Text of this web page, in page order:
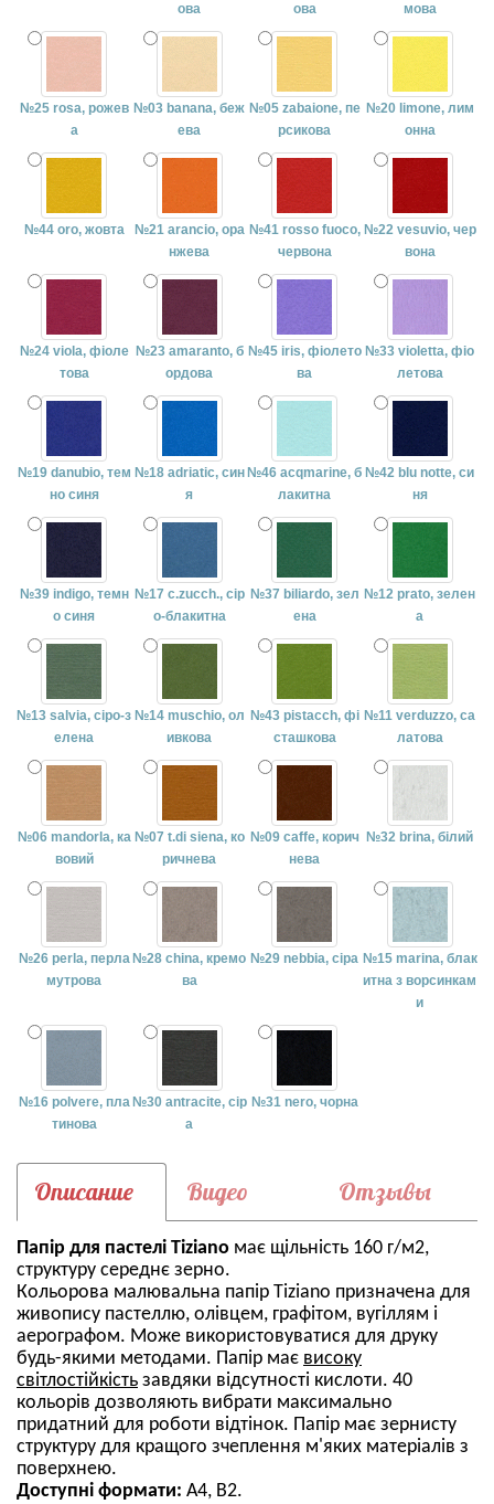
ова
ова
мова
№25 rosa, рожев
а
№03 banana, беж
ева
№05 zabaione, пе
рсикова
№20 limone, лим
онна
№44 oro, жовта
№21 arancio, ора
нжева
№41 rosso fuoco,
червона
№22 vesuvio, чер
вона
№24 viola, фіоле
това
№23 amaranto, б
ордова
№45 iris, фіолето
ва
№33 violetta, фіо
летова
№19 danubio, тем
но синя
№18 adriatic, син
я
№46 acqmarine, б
лакитна
№42 blu notte, си
ня
№39 indigo, темн
о синя
№17 c.zucch., сір
о-блакитна
№37 biliardo, зел
ена
№12 prato, зелен
а
№13 salvia, сіро-з
елена
№14 muschio, ол
ивкова
№43 pistacch, фі
сташкова
№11 verduzzo, са
латова
№06 mandorla, ка
вовий
№07 t.di siena, ко
ричнева
№09 caffe, корич
нева
№32 brina, білий
№26 perla, перла
мутрова
№28 china, кремо
ва
№29 nebbia, сіра №15 marina, блак
итна з ворсинкам
и
№16 polvere, пла
тинова
№30 antracite, сір
а
№31 nero, чорна
Описание Видео Отзывы
Папір для пастелі Tiziano має щільність 160 г/м2,
структуру середнє зерно.
Кольорова малювальна папір Tiziano призначена для
живопису пастеллю, олівцем, графітом, вугіллям і
аерографом. Може використовуватися для друку
будь-якими методами. Папір має високу
світлостійкість завдяки відсутності кислоти. 40
кольорів дозволяють вибрати максимально
придатний для роботи відтінок. Папір має зернисту
структуру для кращого зчеплення м'яких матеріалів з
поверхнею.
Доступні формати: А4, В2.